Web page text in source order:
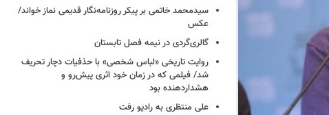
سیدمحمد خاتمی بر پیکر روزنامه‌نگار قدیمی نماز خواند/
عکس
گالری‌گردی در نیمه فصل تابستان
روایت تاریخی «لباس شخصی» با حذفیات دچار تحریف
شد/ فیلمی که در زمان خود اثری پیش‌رو و
هشداردهنده بود
علی منتظری به رادیو رفت